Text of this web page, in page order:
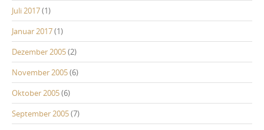
Juli 2017(1)
Januar 2017(1)
Dezember 2005(2)
November 2005(6)
Oktober 2005(6)
September 2005(7)